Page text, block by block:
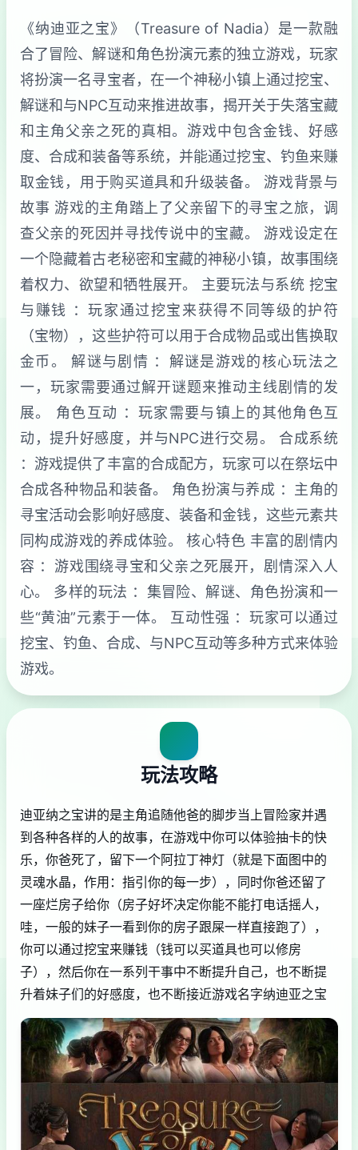
《纳迪亚之宝》（Treasure of Nadia）是一款融
合了冒险、解谜和角色扮演元素的独立游戏，玩家
将扮演一名寻宝者，在一个神秘小镇上通过挖宝、
解谜和与NPC互动来推进故事，揭开关于失落宝藏
和主角父亲之死的真相。游戏中包含金钱、好感
度、合成和装备等系统，并能通过挖宝、钓鱼来赚
取金钱，用于购买道具和升级装备。 游戏背景与
故事 游戏的主角踏上了父亲留下的寻宝之旅，调
查父亲的死因并寻找传说中的宝藏。 游戏设定在
一个隐藏着古老秘密和宝藏的神秘小镇，故事围绕
着权力、欲望和牺牲展开。 主要玩法与系统 挖宝
与赚钱 ：玩家通过挖宝来获得不同等级的护符
（宝物），这些护符可以用于合成物品或出售换取
金币。 解谜与剧情 ：解谜是游戏的核心玩法之
一，玩家需要通过解开谜题来推动主线剧情的发
展。 角色互动 ：玩家需要与镇上的其他角色互
动，提升好感度，并与NPC进行交易。 合成系统
：游戏提供了丰富的合成配方，玩家可以在祭坛中
合成各种物品和装备。 角色扮演与养成 ：主角的
寻宝活动会影响好感度、装备和金钱，这些元素共
同构成游戏的养成体验。 核心特色 丰富的剧情内
容 ：游戏围绕寻宝和父亲之死展开，剧情深入人
心。 多样的玩法 ：集冒险、解谜、角色扮演和一
些“黄油”元素于一体。 互动性强 ：玩家可以通过
挖宝、钓鱼、合成、与NPC互动等多种方式来体验
游戏。
玩法攻略
迪亚纳之宝讲的是主角追随他爸的脚步当上冒险家并遇
到各种各样的人的故事，在游戏中你可以体验抽卡的快
乐，你爸死了，留下一个阿拉丁神灯（就是下面图中的
灵魂水晶，作用：指引你的每一步），同时你爸还留了
一座烂房子给你（房子好坏决定你能不能打电话摇人，
哇，一般的妹子一看到你的房子跟屎一样直接跑了），
你可以通过挖宝来赚钱（钱可以买道具也可以修房
子），然后你在一系列干事中不断提升自己，也不断提
升着妹子们的好感度，也不断接近游戏名字纳迪亚之宝